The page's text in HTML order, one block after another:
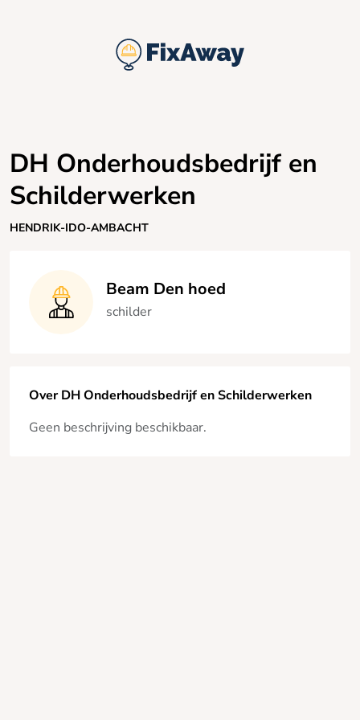
DH Onderhoudsbedrijf en
Schilderwerken
HENDRIK-IDO-AMBACHT
Beam Den hoed
schilder
Over DH Onderhoudsbedrijf en Schilderwerken
Geen beschrijving beschikbaar.